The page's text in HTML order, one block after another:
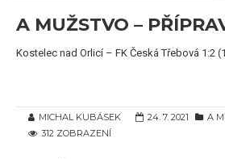
A MUŽSTVO –
Kostelec nad Orlicí – FK Česká Třebová 1:2
MICHAL KUBÁSEK 24. 7. 2021
A
312 ZOBRAZENÍ